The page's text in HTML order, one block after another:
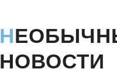
Н
НОВОСТИ